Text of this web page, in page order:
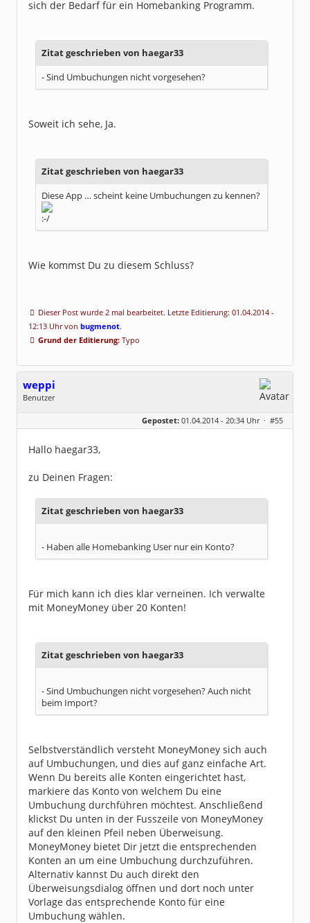
sich der Bedarf für ein Homebanking Programm.
Zitat geschrieben von haegar33
- Sind Umbuchungen nicht vorgesehen?
Soweit ich sehe, Ja.
Zitat geschrieben von haegar33
Diese App … scheint keine Umbuchungen zu kennen?
Wie kommst Du zu diesem Schluss?
Dieser Post wurde 2 mal bearbeitet. Letzte Editierung: 01.04.2014 -
12:13 Uhr von bugmenot.
Grund der Editierung: Typo
weppi
Benutzer
Geschlecht:
Norddeutschland
Beiträge:
9
Gepostet: 01.04.2014 - 20:34 Uhr · #55
Hallo haegar33,
zu Deinen Fragen:
Zitat geschrieben von haegar33
- Haben alle Homebanking User nur ein Konto?
Für mich kann ich dies klar verneinen. Ich verwalte
mit MoneyMoney über 20 Konten!
Zitat geschrieben von haegar33
- Sind Umbuchungen nicht vorgesehen? Auch nicht
beim Import?
Selbstverständlich versteht MoneyMoney sich auch
auf Umbuchungen, und dies auf ganz einfache Art.
Wenn Du bereits alle Konten eingerichtet hast,
markiere das Konto von welchem Du eine
Umbuchung durchführen möchtest. Anschließend
klickst Du unten in der Fusszeile von MoneyMoney
auf den kleinen Pfeil neben Überweisung.
MoneyMoney bietet Dir jetzt die entsprechenden
Konten an um eine Umbuchung durchzuführen.
Alternativ kannst Du auch direkt den
Überweisungsdialog öffnen und dort noch unter
Vorlage das entsprechende Konto für eine
Umbuchung wählen.